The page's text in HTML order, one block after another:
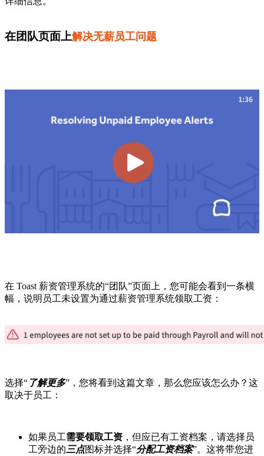
在团队页面上解决无薪员工问题
在 Toast 薪资管理系统的“团队”页面上，您可能会看到一条横
幅，说明员工未设置为通过薪资管理系统领取工资：
选择“ 了解更多”，您将看到这篇文章，那么您应该怎么办？这
取决于员工：
如果员工需要领取工资 ，但应已有工资档案，请选择员
工旁边的 三点图标并选择“分配工资档案”。这将带您进